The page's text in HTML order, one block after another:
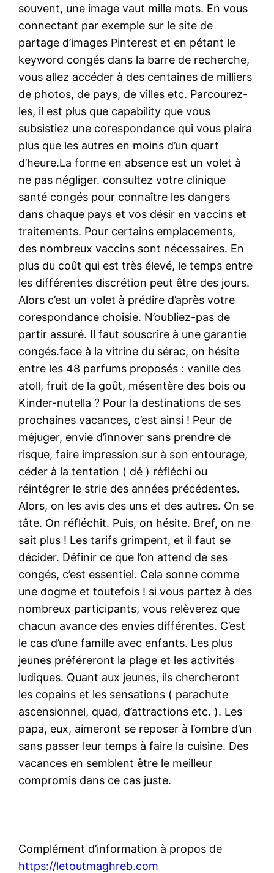
souvent, une image vaut mille mots. En vous
connectant par exemple sur le site de
partage d’images Pinterest et en pétant le
keyword congés dans la barre de recherche,
vous allez accéder à des centaines de milliers
de photos, de pays, de villes etc. Parcourez-
les, il est plus que capability que vous
subsistiez une corespondance qui vous plaira
plus que les autres en moins d’un quart
d’heure.La forme en absence est un volet à
ne pas négliger. consultez votre clinique
santé congés pour connaître les dangers
dans chaque pays et vos désir en vaccins et
traitements. Pour certains emplacements,
des nombreux vaccins sont nécessaires. En
plus du coût qui est très élevé, le temps entre
les différentes discrétion peut être des jours.
Alors c’est un volet à prédire d’après votre
corespondance choisie. N’oubliez-pas de
partir assuré. Il faut souscrire à une garantie
congés.face à la vitrine du sérac, on hésite
entre les 48 parfums proposés : vanille des
atoll, fruit de la goût, mésentère des bois ou
Kinder-nutella ? Pour la destinations de ses
prochaines vacances, c’est ainsi ! Peur de
méjuger, envie d’innover sans prendre de
risque, faire impression sur à son entourage,
céder à la tentation ( dé ) réfléchi ou
réintégrer le strie des années précédentes.
Alors, on les avis des uns et des autres. On se
tâte. On réfléchit. Puis, on hésite. Bref, on ne
sait plus ! Les tarifs grimpent, et il faut se
décider. Définir ce que l’on attend de ses
congés, c’est essentiel. Cela sonne comme
une dogme et toutefois ! si vous partez à des
nombreux participants, vous relèverez que
chacun avance des envies différentes. C’est
le cas d’une famille avec enfants. Les plus
jeunes préféreront la plage et les activités
ludiques. Quant aux jeunes, ils chercheront
les copains et les sensations ( parachute
ascensionnel, quad, d’attractions etc. ). Les
papa, eux, aimeront se reposer à l’ombre d’un
sans passer leur temps à faire la cuisine. Des
vacances en semblent être le meilleur
compromis dans ce cas juste.
Complément d’information à propos de
https://letoutmaghreb.com